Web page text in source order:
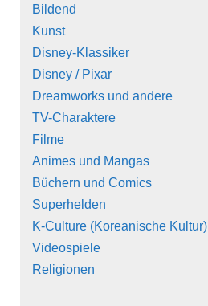
Bildend
Kunst
Disney-Klassiker
Disney / Pixar
Dreamworks und andere
TV-Charaktere
Filme
Animes und Mangas
Büchern und Comics
Superhelden
K-Culture (Koreanische Kultur)
Videospiele
Religionen